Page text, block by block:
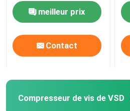
l'huile lubrifiée
meilleur prix
Contact
Compresseur de vis de VSD